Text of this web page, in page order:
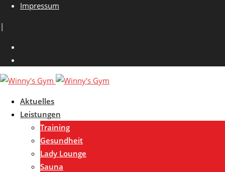
Impressum
|
Aktuelles
Leistungen
Training
Gesundheit
Lady Lounge
Sauna